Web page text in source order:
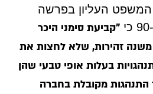
העליון בפרשה
"קביעת סימני היכר
זהירות, שלא לחצות את
בעלות אופי טבעי שהן
התנהגות מקובלת בחברה